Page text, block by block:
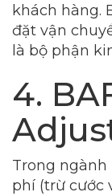
khách hàng.
đặt vận
là bộ phận
4.
Trong ngành
phí (trừ cước